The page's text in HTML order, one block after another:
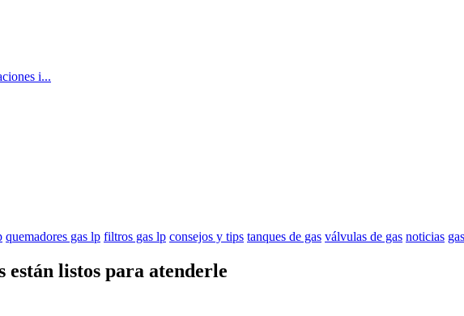
i...
quemadores gas lp filtros gas lp consejos y tips tanques de gas válvulas de gas noticias
están listos para atenderle